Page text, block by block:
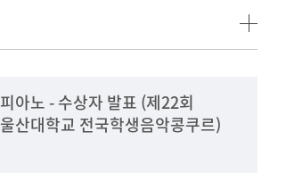
피아노 - 수상자 발표 (제22회
울산대학교 전국학생음악콩쿠르)